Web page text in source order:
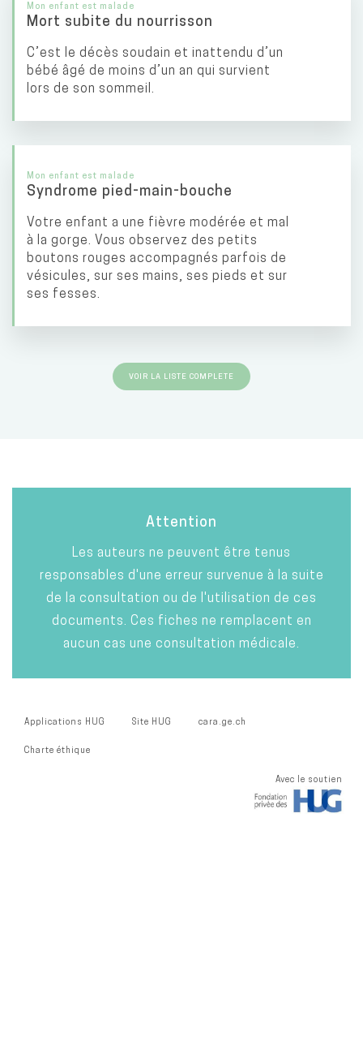
Mon enfant est malade
Mort subite du nourrisson
C’est le décès soudain et inattendu d’un
bébé âgé de moins d’un an qui survient
lors de son sommeil.
Mon enfant est malade
Syndrome pied-main-bouche
Votre enfant a une fièvre modérée et mal
à la gorge. Vous observez des petits
boutons rouges accompagnés parfois de
vésicules, sur ses mains, ses pieds et sur
ses fesses.
VOIR LA LISTE COMPLETE
Attention
Les auteurs ne peuvent être tenus
responsables d'une erreur survenue à la suite
de la consultation ou de l'utilisation de ces
documents. Ces fiches ne remplacent en
aucun cas une consultation médicale.
Applications HUG Site HUG cara.ge.ch
Charte éthique
Avec le soutien